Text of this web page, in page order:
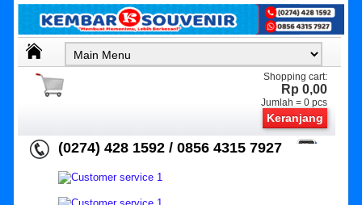
Shopping cart:
Rp 0,00
Jumlah =0 pcs
Keranjang
(0274) 428 1592 / 0856 4315 7927